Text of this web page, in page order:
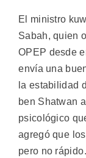
El ministro
Sabah, quien
OPEP desde
envía una
la estabilidad
ben Shatwan
psicológico
agregó que
pero no rápido.